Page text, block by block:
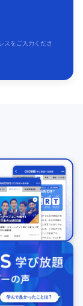
スをご入力くださ